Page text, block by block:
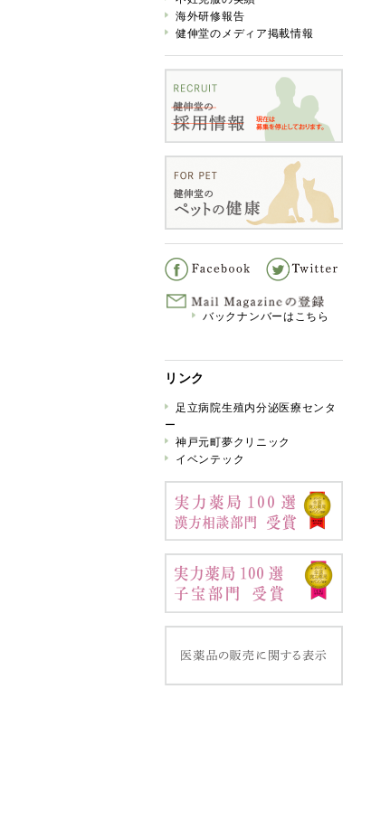
海外研修報告
健伸堂のメディア掲載情報
バックナンバーはこちら
リンク
足立病院生殖内分泌医療センタ
ー
神戸元町夢クリニック
イベンテック